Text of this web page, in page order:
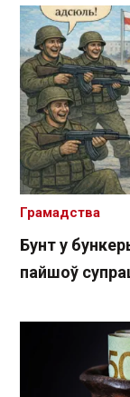
Бунт у
пайшоў
Грамадства